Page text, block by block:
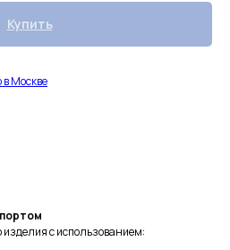
Купить
в Москве
изделия с использованием: